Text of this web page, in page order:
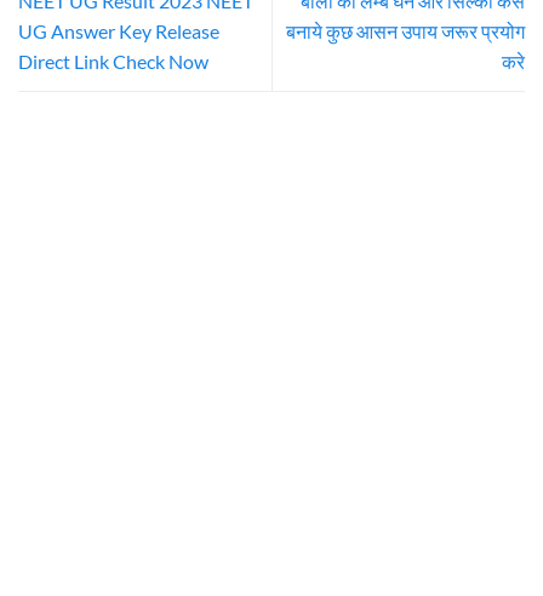
UG Answer Key Release
Direct Link Check Now
बनाये कुछ आसन उपाय जरूर प्रयोग
करे